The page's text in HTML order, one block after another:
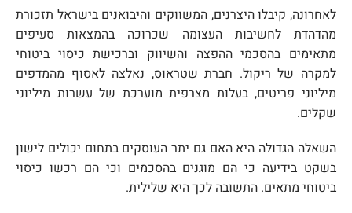
לאחרונה, קיבלו היצרנים, המשווקים והיבואנים בישראל תזכורת
מהדהדת לחשיבות העצומה שכרוכה בהמצאות סעיפים
מתאימים בהסכמי ההפצה והשיווק וברכישת כיסוי ביטוחי
למקרה של ריקול. חברת שטראוס, נאלצה לאסוף מהמדפים
מיליוני פריטים, בעלות מצרפית מוערכת של עשרות מיליוני
שקלים.
השאלה הגדולה היא האם גם יתר העוסקים בתחום יכולים לישון
בשקט בידיעה כי הם מוגנים בהסכמים וכי הם רכשו כיסוי
ביטוחי מתאים. התשובה לכך היא שלילית.